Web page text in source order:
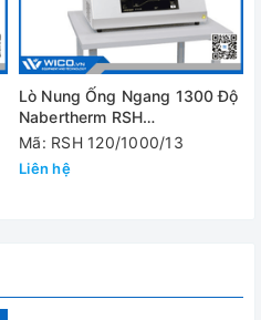
mm
Lò Nung Ống Ngang 1300 Độ
Nabertherm RSH
120/1000/13/B510
Mã: RSH 120/1000/13
Liên hệ